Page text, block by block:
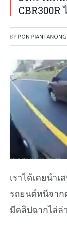
BY PON
เราได้เคยนำ
รถยนต์หนีจาก
มีคลิปฉากไล่ล่